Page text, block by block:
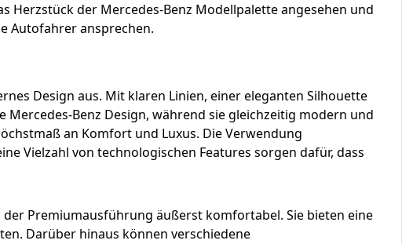
Herzstück der Mercedes-Benz Modellpalette angesehen und
Autofahrer ansprechen.
Design aus. Mit klaren Linien, einer eleganten Silhouette
Benz Design, während sie gleichzeitig modern und
an Komfort und Luxus. Die Verwendung
Vielzahl von technologischen Features sorgen dafür, dass
der Premiumausführung äußerst komfortabel. Sie bieten eine
Darüber hinaus können verschiedene